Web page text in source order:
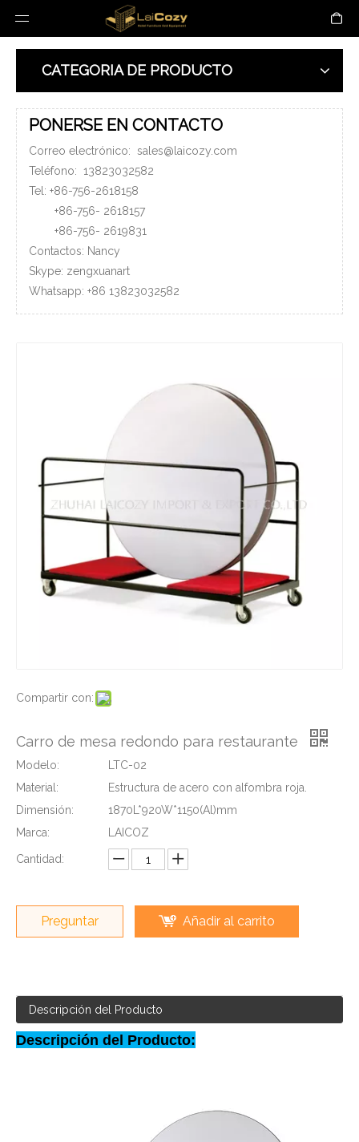
CATEGORIA DE PRODUCTO
PONERSE EN CONTACTO
Correo electrónico: sales@laicozy.com
Teléfono: 13823032582
Tel: +86-756-2618158
+86-756- 2618157
+86-756- 2619831
Contactos: Nancy
Skype: zengxuanart
Whatsapp: +86 13823032582
Compartir con:
Carro de mesa redondo para restaurante
Modelo:
LTC-02
Material:
Estructura de acero con alfombra roja.
Dimensión:
1870L*920W*1150(Al)mm
Marca:
LAICOZ
Cantidad:
Preguntar Añadir al carrito
Descripción del Producto
Descripción del Producto: